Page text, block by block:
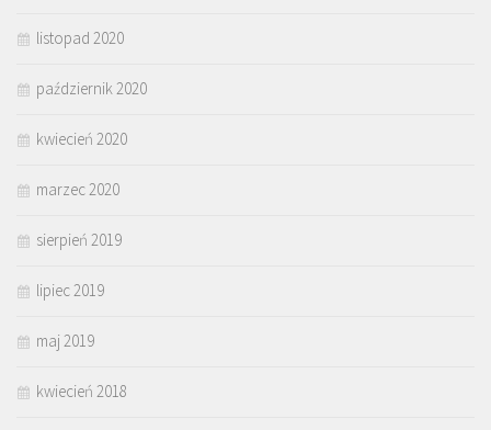
listopad 2020
październik 2020
kwiecień 2020
marzec 2020
sierpień 2019
lipiec 2019
maj 2019
kwiecień 2018